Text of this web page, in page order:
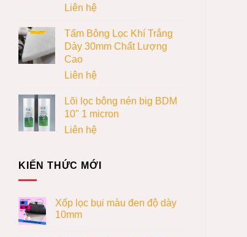
Liên hệ
Tấm Bông Lọc Khí Trắng
Dày 30mm Chất Lượng
Cao
Liên hệ
Lõi lọc bông nén big BDM
10" 1 micron
Liên hệ
KIẾN THỨC MỚI
Xốp lọc bụi màu đen độ dày
10mm